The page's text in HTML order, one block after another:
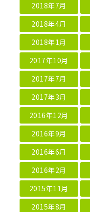
2018年7月
2018年4月
2018年1月
2017年10月
2017年7月
2017年3月
2016年12月
2016年9月
2016年6月
2016年2月
2015年11月
2015年8月